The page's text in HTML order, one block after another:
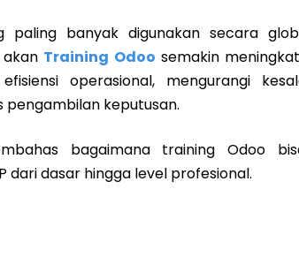
paling banyak digunakan secara
Training Odoo semakin
operasional, mengurangi
keputusan.
bagaimana training Odoo
dari dasar hingga level profesional.